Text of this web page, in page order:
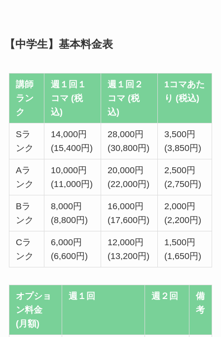
【中学生】基本料金表
講師
ラン
ク
週１回１
コマ (税
込)
週１回２
コマ (税
込)
1コマあた
り (税込)
Sラ
ンク
14,000円
(15,400円)
28,000円
(30,800円)
3,500円
(3,850円)
Aラ
ンク
10,000円
(11,000円)
20,000円
(22,000円)
2,500円
(2,750円)
Bラ
ンク
8,000円
(8,800円)
16,000円
(17,600円)
2,000円
(2,200円)
Cラ
ンク
6,000円
(6,600円)
12,000円
(13,200円)
1,500円
(1,650円)
オプショ
ン料金
(月額)
週１回 週２回
備
考